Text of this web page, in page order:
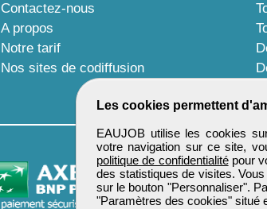
Les cookies permettent
EAUJOB utilise les cookies
votre navigation sur ce site,
politique de confidentialitépour
des statistiques de visites.
sur le bouton "Personnaliser".
"Paramètres des cookies" situé
Contactez-nous
A propos
Notre tarif
Nos sites de codiffusion